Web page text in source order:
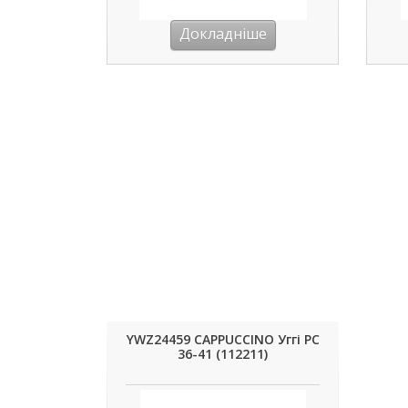
Докладніше
YWZ24459 CAPPUCCINO Уггі РС
36-41 (112211)